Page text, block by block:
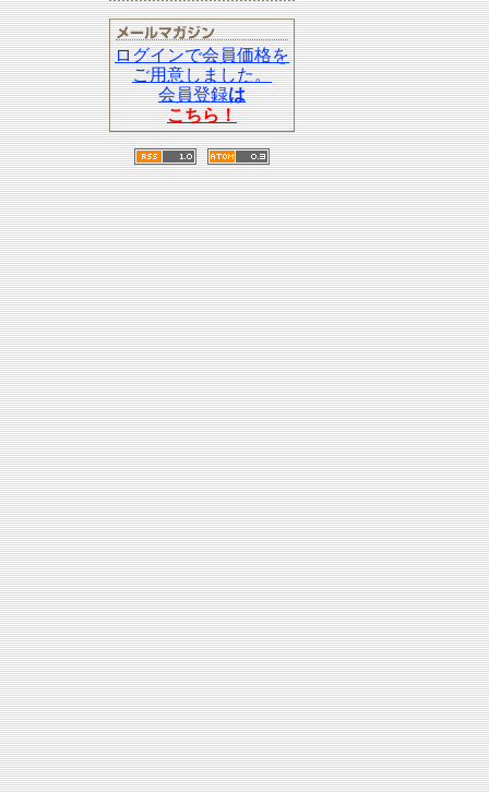
ログインで会員価格を
ご用意しました。
会員登録は
こちら！